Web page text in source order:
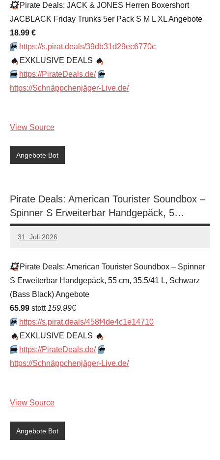
💥Pirate Deals: JACK & JONES Herren Boxershort
JACBLACK Friday Trunks 5er Pack S M L XL Angebote
18.99 €
⏩️ https://s.pirat.deals/39db31d29ec6770c
🔥 EXKLUSIVE DEALS 🔥
➡️ https://PirateDeals.de/ ⬅️
https://Schnäppchenjäger-Live.de/
View Source
Angebote Bot
Pirate Deals: American Tourister Soundbox –
Spinner S Erweiterbar Handgepäck, 5…
31. Juli 2026
admin
Keine
💥Pirate Deals: American Tourister Soundbox – Spinner
S Erweiterbar Handgepäck, 55 cm, 35.5/41 L, Schwarz
(Bass Black) Angebote
65.99 stαtt159.99€
⏩️ https://s.pirat.deals/458f4de4c1e14710
🔥 EXKLUSIVE DEALS 🔥
➡️ https://PirateDeals.de/ ⬅️
https://Schnäppchenjäger-Live.de/
View Source
Angebote Bot